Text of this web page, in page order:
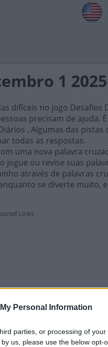
Personal Information
parties, or processing of
us, please use the below opt-
1
difíceis no jogo Desafios
precisam de ajuda.
. Algumas das pistas
todas as respostas.
uma nova palavra
ou revise suas
através de palavras
se diverte muito,